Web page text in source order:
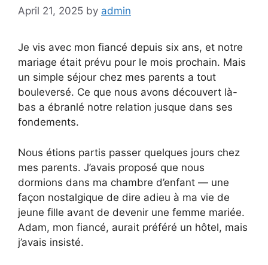
April 21, 2025 by admin
Je vis avec mon fiancé depuis six ans, et notre
mariage était prévu pour le mois prochain. Mais
un simple séjour chez mes parents a tout
bouleversé. Ce que nous avons découvert là-
bas a ébranlé notre relation jusque dans ses
fondements.
Nous étions partis passer quelques jours chez
mes parents. J’avais proposé que nous
dormions dans ma chambre d’enfant — une
façon nostalgique de dire adieu à ma vie de
jeune fille avant de devenir une femme mariée.
Adam, mon fiancé, aurait préféré un hôtel, mais
j’avais insisté.